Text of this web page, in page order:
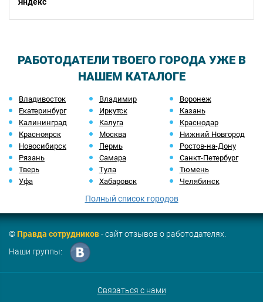
РАБОТОДАТЕЛИ ТВОЕГО ГОРОДА УЖЕ В
НАШЕМ КАТАЛОГЕ
Владивосток Владимир
Воронеж
Екатеринбург
Иркутск
Казань
Калининград
Калуга
Краснодар
Красноярск
Москва
Нижний Новгород
Новосибирск
Пермь
Ростов-на-Дону
Рязань
Самара
Санкт-Петербург
Тверь
Тула
Тюмень
Уфа
Хабаровск Челябинск
Полный список городов
©Правда сотрудников- сайт отзывов о работодателях.
Наши группы:
Связаться с нами